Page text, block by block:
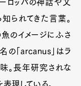
ロッパの神話や文
られてきた言葉。
のイメージにふさ
の「arcanus」はラ
味。長年研究されな
現している。